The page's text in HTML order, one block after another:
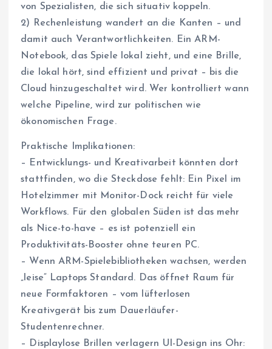
von Spezialisten, die sich situativ koppeln.
2) Rechenleistung wandert an die Kanten – und
damit auch Verantwortlichkeiten. Ein ARM-
Notebook, das Spiele lokal zieht, und eine Brille,
die lokal hört, sind effizient und privat – bis die
Cloud hinzugeschaltet wird. Wer kontrolliert wann
welche Pipeline, wird zur politischen wie
ökonomischen Frage.
Praktische Implikationen:
– Entwicklungs- und Kreativarbeit könnten dort
stattfinden, wo die Steckdose fehlt: Ein Pixel im
Hotelzimmer mit Monitor-Dock reicht für viele
Workflows. Für den globalen Süden ist das mehr
als Nice-to-have – es ist potenziell ein
Produktivitäts-Booster ohne teuren PC.
– Wenn ARM-Spielebibliotheken wachsen, werden
„leise“ Laptops Standard. Das öffnet Raum für
neue Formfaktoren – vom lüfterlosen
Kreativgerät bis zum Dauerläufer-
Studentenrechner.
– Displaylose Brillen verlagern UI-Design ins Ohr: